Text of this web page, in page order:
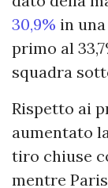
30,9% in
primo al
squadra
Rispetto ai
aumentato
tiro chiuse
mentre